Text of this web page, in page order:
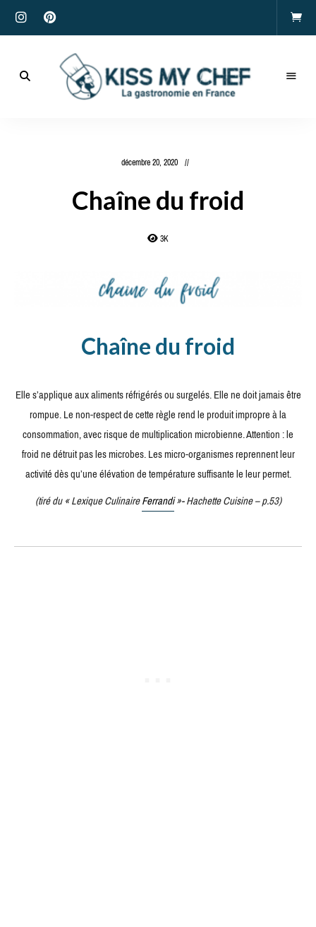
décembre 20, 2020
Chaîne du froid
3K
Chaîne du froid
Elle s’applique aux aliments réfrigérés ou surgelés. Elle ne doit jamais être
rompue. Le non-respect de cette règle rend le produit impropre à la
consommation, avec risque de multiplication microbienne. Attention : le
froid ne détruit pas les microbes. Les micro-organismes reprennent leur
activité dès qu’une élévation de température suffisante le leur permet.
(tiré du « Lexique CulinaireFerrandi»- Hachette Cuisine – p.53)